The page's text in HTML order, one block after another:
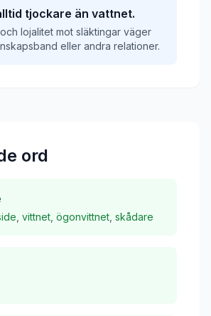
tjockare än vattnet.
lojalitet mot släktingar väger
eller andra relationer.
ord
vittnet ögonvittnet skådare